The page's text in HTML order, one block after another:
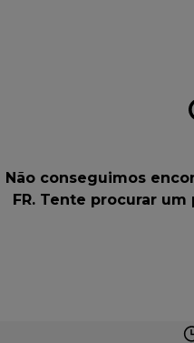
Não conseguimos
FR. Tente procurar